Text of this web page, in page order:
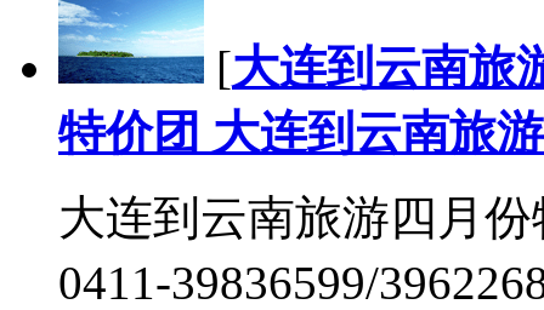
[大连到云南旅
特价团 大连到云南旅游
大连到云南旅游四月
0411-39836599/